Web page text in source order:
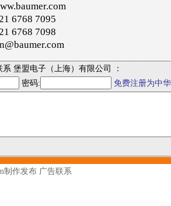
6768 7095
6768 7098
堡盟电子（上海）有限公司 ：
密码: 免费注册为中
制作发布 广告联系